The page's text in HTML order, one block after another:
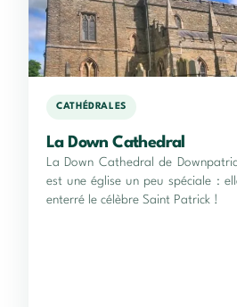
CATHÉDRALES
La Down Cathedral
La Down Cathedral de
est une église un peu spéciale :
enterré le célèbre Saint Patrick !